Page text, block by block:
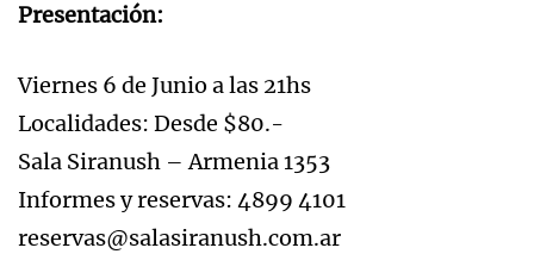
Presentación:
Viernes 6 de Junio a las 21hs
Localidades: Desde $80.-
Sala Siranush – Armenia 1353
Informes y reservas: 4899 4101
reservas@salasiranush.com.ar